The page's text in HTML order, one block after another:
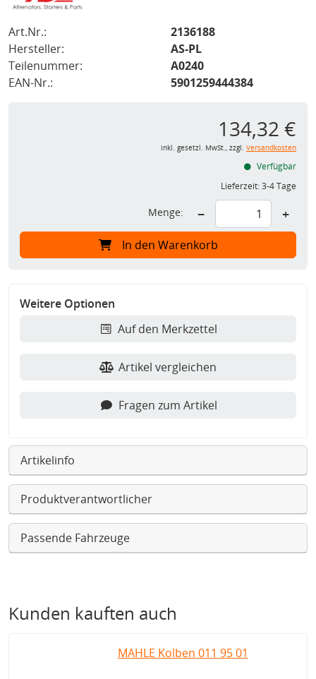
Art.Nr.:
2136188
Hersteller:
AS-PL
Teilenummer:
A0240
EAN-Nr.:
5901259444384
134,32 €
inkl. gesetzl. MwSt., zzgl. Versandkosten
Verfügbar
Lieferzeit:3-4 Tage
Menge: − +
In den Warenkorb
Weitere Optionen
Auf den Merkzettel
Artikel vergleichen
Fragen zum Artikel
Artikelinfo
Produktverantwortlicher
Passende Fahrzeuge
Kunden kauften auch
MAHLE Kolben 011 95 01